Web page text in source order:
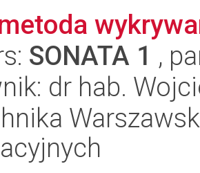
SONATA 1 ,
dr hab.